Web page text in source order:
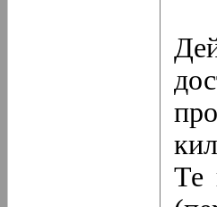
Те